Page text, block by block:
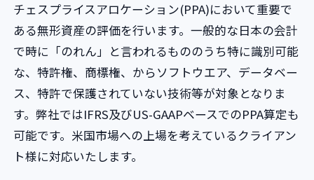
チェスプライスアロケーション(PPA)において重要で
ある無形資産の評価を行います。一般的な日本の会計
で時に「のれん」と言われるもののうち特に識別可能
な、特許権、商標権、からソフトウエア、データベー
ス、特許で保護されていない技術等が対象となりま
す。弊社ではIFRS及びUS-GAAPベースでのPPA算定も
可能です。米国市場への上場を考えているクライアン
ト様に対応いたします。